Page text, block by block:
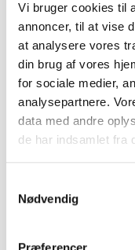
Vi bruger cookies til
annoncer, til at vise
at analysere vores
din brug af vores
for sociale medier,
analysepartnere.
data med andre
de har indsamlet fra
Nødvendig
Præferencer
RELATEREDE